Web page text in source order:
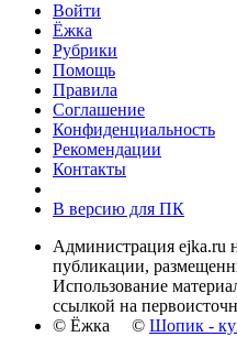
Войти
Ёжка
Рубрики
Помощь
Правила
Соглашение
Конфиденциальность
Рекомендации
Контакты
В версию для ПК
Администрация ejka.ru
публикации,
Использование
ссылкой на
© Ёжка © Шопик -